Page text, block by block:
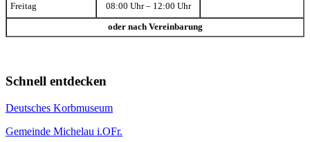
Freitag 08:00 Uhr – 12:00 Uhr
oder nach Vereinbarung
Schnell entdecken
Deutsches Korbmuseum
Gemeinde Michelau i.OFr.